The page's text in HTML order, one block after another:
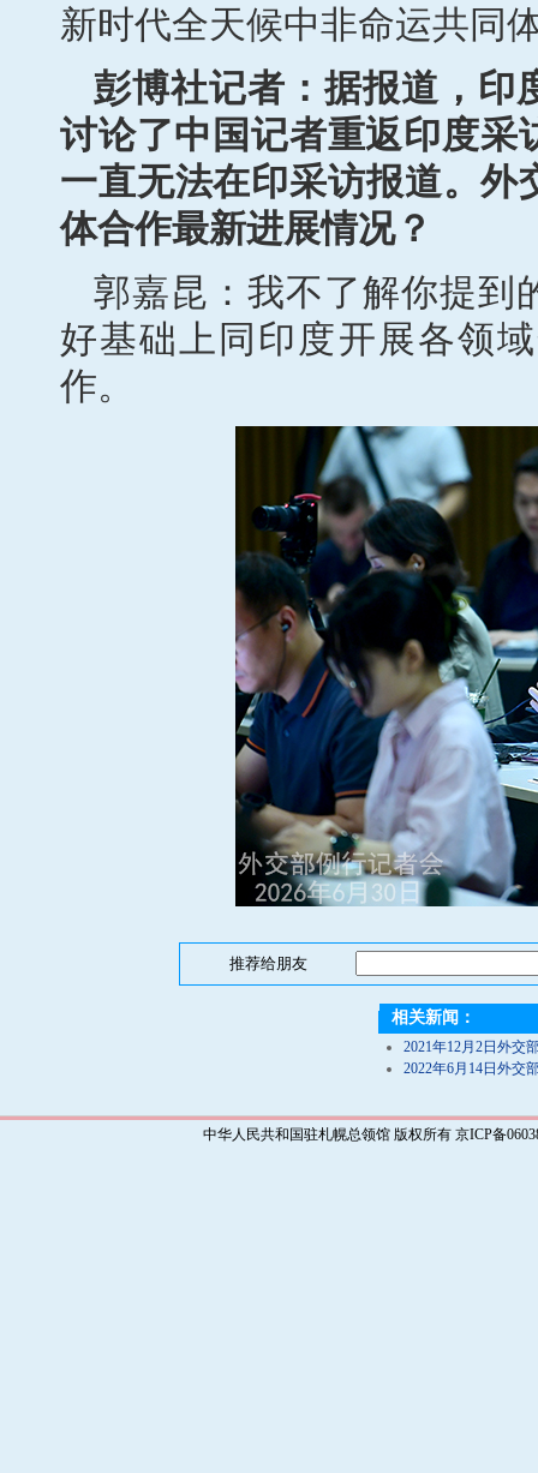
新时代全天候中非命运共同
彭博社记者：据报道，印
讨论了中国记者重返印度采
一直无法在印采访报道。外
体合作最新进展情况？
郭嘉昆：我不了解你提到
好基础上同印度开展各领
作。
推荐给朋友
相关新闻：
2021年12月2日外交
2022年6月14日外交
中华人民共和国驻札幌总领馆 版权所有 京ICP备